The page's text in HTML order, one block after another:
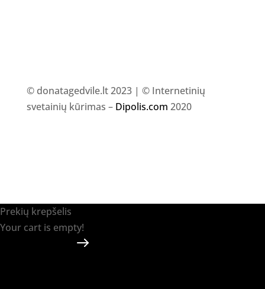
© donatagedvile.lt 2023 | © Internetinių
svetainių kūrimas – Dipolis.com 2020
Prekių krepšelis
Your cart is empty!